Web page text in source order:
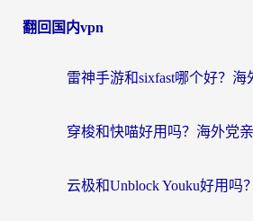
翻回国内vpn